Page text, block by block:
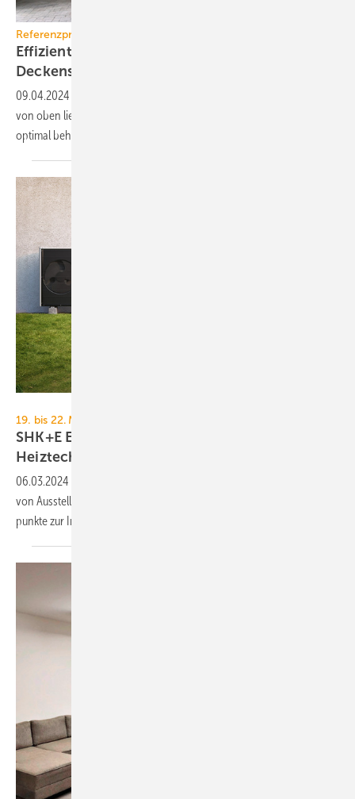
Referenzprojekt
Effiziente Heizung von oben:
Deckenstrahlplatten im
09.04.2024
von oben liefern und das neue Elefantenhaus im Tierpark Cottbus
optimal beheizen.
19. bis 22. März 2024, Messe Essen
SHK+E Essen 2024: Sanitär-, Wasser-, Luft- und
Heiztechnik
06.03.2024
von Aus­stel­lern an­ge­kün­dig­te Neu­hei­ten und Prä­sen­ta­ti­ons­schwer­
punk­te zur In­spi­ra­ti­on Ihrer